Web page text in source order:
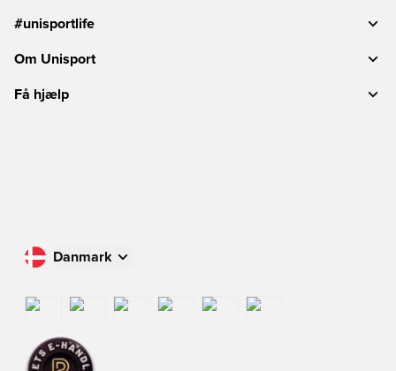
#unisportlife
Om Unisport
Få hjælp
Danmark